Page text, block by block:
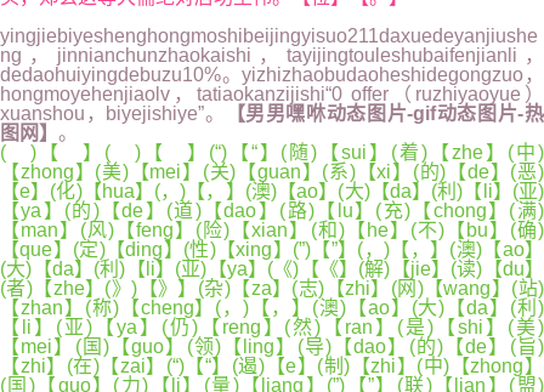
yingjiebiyeshenghongmoshibeijingyisuo211daxuedeyanjiushe
ng，jinnianchunzhaokaishi，tayijingtouleshubaifenjianli，
dedaohuiyingdebuzu10%。yizhizhaobudaoheshidegongzuo，
hongmoyehenjiaolv，tatiaokanzijishi“0 offer（ruzhiyaoyue）
xuanshou，biyejishiye”。
【男男嘿咻动态图片-gif动态图片-热
图网】 。
( )【 】( )【 】(“)【“】(随)【sui】(着)【zhe】(中)
【zhong】(美)【mei】(关)【guan】(系)【xi】(的)【de】(恶)
【e】(化)【hua】(，)【，】(澳)【ao】(大)【da】(利)【li】(亚)
【ya】(的)【de】(道)【dao】(路)【lu】(充)【chong】(满)
【man】(风)【feng】(险)【xian】(和)【he】(不)【bu】(确)
【que】(定)【ding】(性)【xing】(”)【”】(，)【，】(澳)【ao】
(大)【da】(利)【li】(亚)【ya】(《)【《】(解)【jie】(读)【du】
(者)【zhe】(》)【》】(杂)【za】(志)【zhi】(网)【wang】(站)
【zhan】(称)【cheng】(，)【，】(澳)【ao】(大)【da】(利)
【li】(亚)【ya】(仍)【reng】(然)【ran】(是)【shi】(美)
【mei】(国)【guo】(领)【ling】(导)【dao】(的)【de】(旨)
【zhi】(在)【zai】(“)【“】(遏)【e】(制)【zhi】(中)【zhong】
(国)【guo】(力)【li】(量)【liang】(”)【”】(联)【lian】(盟)